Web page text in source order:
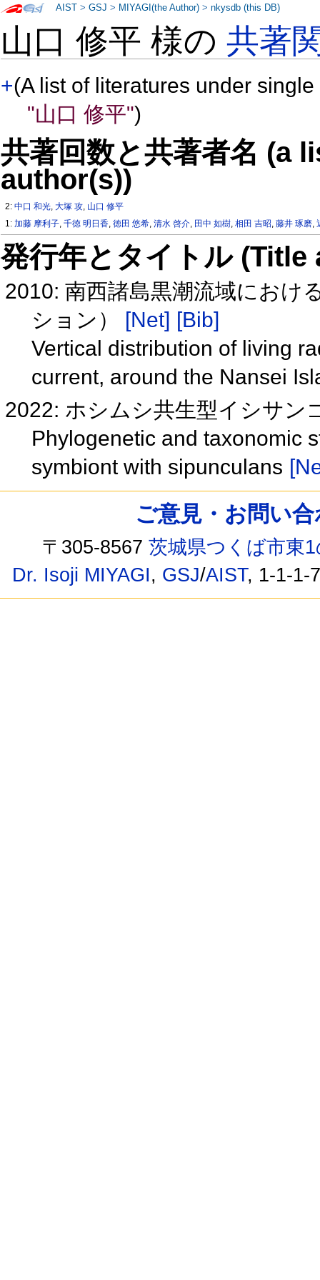
山口 修平 様の共著
+(A list of literatures under
"山口 修平")
共著回数と共著者名 (a
author(s))
2:中口 和光,大塚 攻, 山口 修平
1:加藤 摩利子,千徳 明日香,徳田 悠希,清水 啓介, 田中 如樹,相田 吉昭,藤井 琢磨,
発行年とタイトル
2010: 南西諸島黒潮流域におけ
ション） [Net] [Bib]
Vertical distribution of living
current, around the Nansei
2022: ホシムシ共生型イシサン
Phylogenetic and taxonomic
symbiont with sipunculans
AIST >GSJ > MIYAGI(the Author) >nkysdb (this DB)
ご意見・お問い
〒305-8567茨城県つくば市東
Dr. Isoji MIYAGI, GSJ/AIST, 1-1-1-